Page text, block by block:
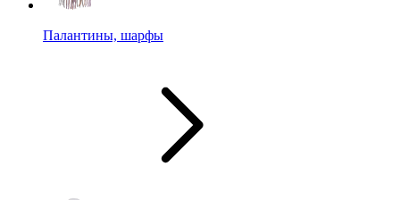
Палантины, шарфы